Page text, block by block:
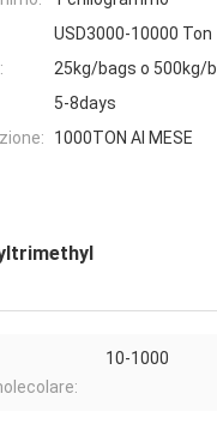
USD3000-10000 Ton
25kg/bags o 500kg/
5-8days
1000TON Al MESE
10-1000